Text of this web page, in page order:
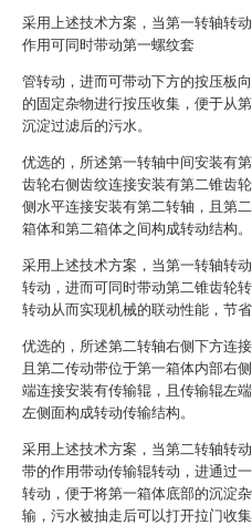
采用上述技术方案，当第一转轴转
作用可同时带动第一螺纹套
管转动，进而可带动下方的按压板
的固定杂物进行按压收集，便于从
沉淀过滤后的污水。
优选的，所述第一转轴中间安装有
齿轮右侧齿纹连接安装有第二锥齿
侧水平连接安装有第二转轴，且第
箱体和第二箱体之间构成转动结构。
采用上述技术方案，当第一转轴转
转动，进而可同时带动第二锥齿轮
转动从而实现机械的联动性能，节
优选的，所述第二转轴右侧下方连
且第二传动带位于第一箱体内部右
端连接安装有传输辊，且传输辊左
左侧面构成转动传输结构。
采用上述技术方案，当第二转轴转
带的作用带动传输辊转动，进通过
转动，便于将第一箱体底部的沉淀
输，污水被抽走后可以打开拉门收